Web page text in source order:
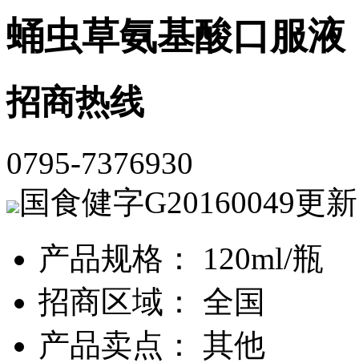
蛹虫草氨基酸口服液
招商热线
0795-7376930
国食健字G20160049更
产品规格： 120ml/瓶
招商区域： 全国
产品卖点： 其他